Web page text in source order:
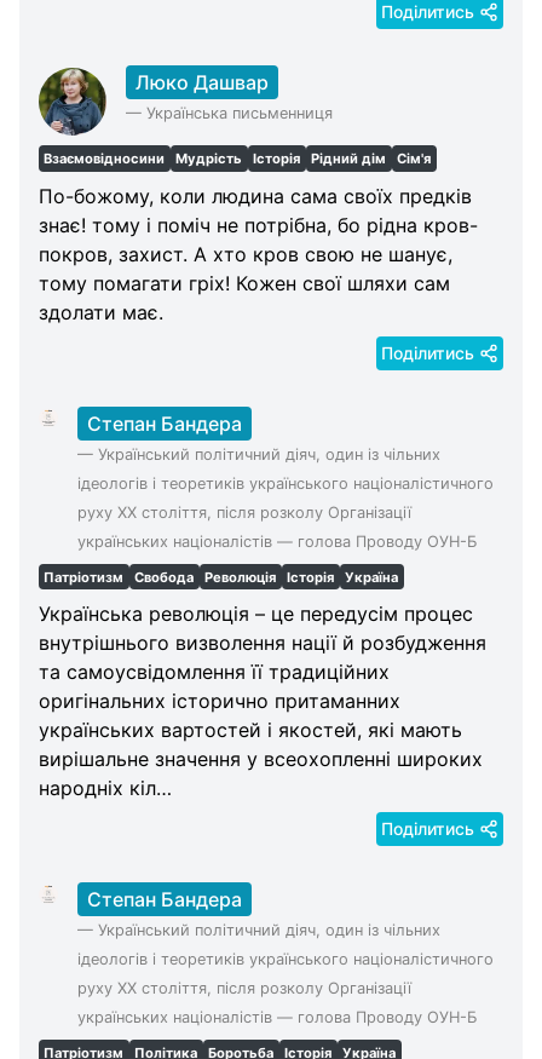
Поділитись
Люко Дашвар
— Українська письменниця
Взаємовідносини Мудрість Історія Рідний дім Сім'я
По-божому, коли людина сама своїх предків
знає! тому і поміч не потрібна, бо рідна кров-
покров, захист. А хто кров свою не шанує,
тому помагати гріх! Кожен свої шляхи сам
здолати має.
Поділитись
Степан Бандера
— Український політичний діяч, один із чільних
ідеологів і теоретиків українського націоналістичного
руху XX століття, після розколу Організації
українських націоналістів — голова Проводу ОУН-Б
Патріотизм Свобода Революція Історія Україна
Українська революція – це передусім процес
внутрішнього визволення нації й розбудження
та самоусвідомлення її традиційних
оригінальних історично притаманних
українських вартостей і якостей, які мають
вирішальне значення у всеохопленні широких
народніх кіл…
Поділитись
Степан Бандера
— Український політичний діяч, один із чільних
ідеологів і теоретиків українського націоналістичного
руху XX століття, після розколу Організації
українських націоналістів — голова Проводу ОУН-Б
Патріотизм Політика Боротьба Історія Україна